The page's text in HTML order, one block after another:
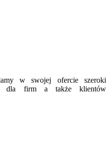
w swojej ofercie szeroki
dla firm a także klientów